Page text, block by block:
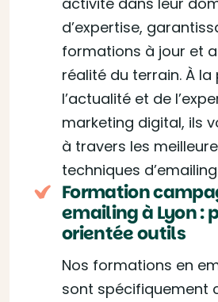
d’expertise,
formations à jour et
réalité du terrain. À
l’actualité et de
marketing digital, ils
à travers les
techniques
Formation
emailing à Lyon :
orientée outils
Nos formations en
sont spécifiquement